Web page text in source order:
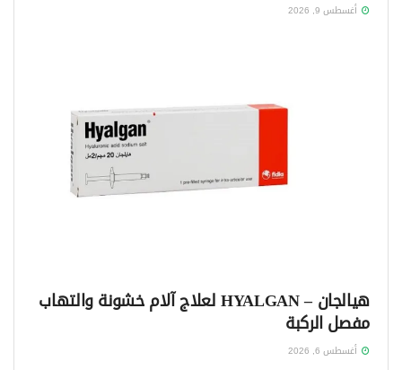
أغسطس 9, 2026
هيالجان – HYALGAN لعلاج آلام خشونة والتهاب
مفصل الركبة
أغسطس 6, 2026